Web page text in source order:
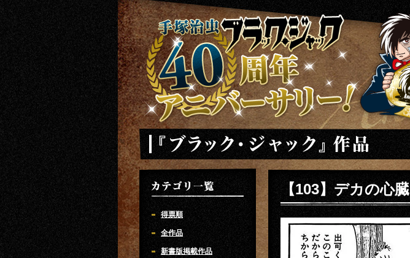
手塚治虫 ブラックジャック 40周年アニバーサリー
「ブラック・ジャック」
得票順
全作品
新書版掲載作品
【103】デカの心臓